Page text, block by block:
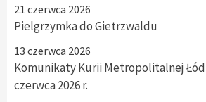
21 czerwca 2026
Pielgrzymka do Gietrzwaldu
13 czerwca 2026
Komunikaty Kurii Metropolitalnej
czerwca 2026 r.